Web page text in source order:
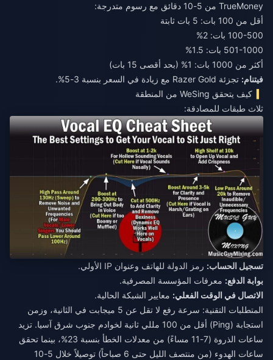
TrueMoney من 5-10 دقائق مع رسوم متدرجة:
أقل من 100 بات: 5 بات ثابتة
100-500 بات: 2%
501-1000 بات: 1.5%
أكثر من 1000 بات: 1% (بحد أقصى 15 بات)
فيتنام: تجزئة Razer Gold مع زيادة في السعر بنسبة 3-5%.
كيف يتحقق WeSing من المنطقة
ثلاث طبقات للمصادقة:
تسجيل الحساب: رمز الدولة للهاتف وعنوان IP الأولي.
بوابة الدفع: معرفات المؤسسة المصرفية.
الاتصال في الوقت الفعلي: معايير الشبكة الحالية.
المتطلبات التقنية: سرعة رفع لا تقل عن 5 ميجابت في الثانية، وزمن
استجابة (Ping) أقل من 100 مللي ثانية لخوادم جنوب شرق آسيا. تزيد
ساعات الذروة (7-11 مساءً) من معدلات الخطأ بنسبة 23%، بينما تحقق
ساعات الهدوء (من منتصف الليل حتى 6 صباحاً) توصيلاً خلال 5-10